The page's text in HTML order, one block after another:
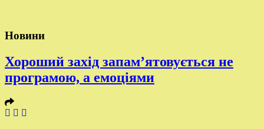
Новини
Хороший захід запам’ятовується не
програмою, а емоціями